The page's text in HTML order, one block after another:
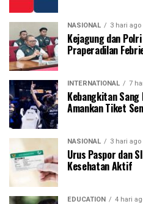
NASIONAL 3 hari ago
Kejagung dan
Praperadilan
INTERNATIONAL 7
Kebangkitan Sang
Amankan Tiket
NASIONAL 3 hari ago
Urus Paspor dan
Kesehatan Aktif
EDUCATION 4 hari